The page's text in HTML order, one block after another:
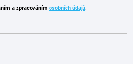
a zpracováním osobních údajů.